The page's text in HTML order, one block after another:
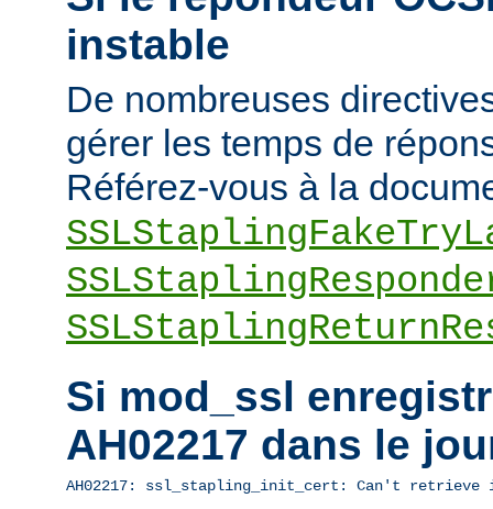
instable
De nombreuses
gérer les temps de
Référez-vous à la
Si mod_ssl
AH02217 dans le
AH02217: ssl_stapling_init_cert: Can't